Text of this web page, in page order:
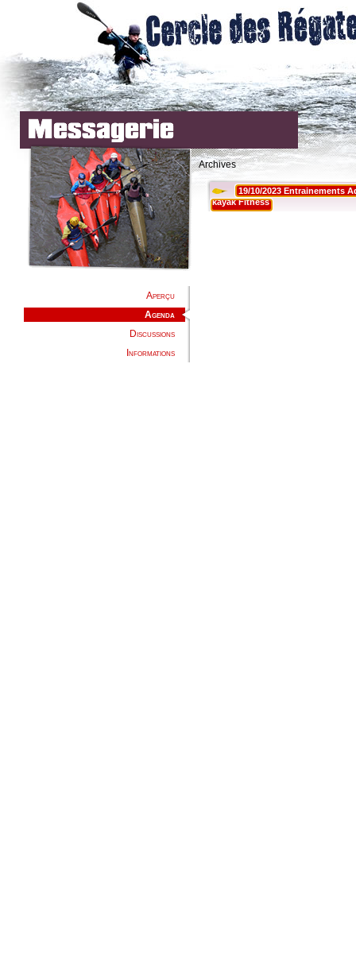
Aperçu
Agenda
Discussions
Informations
Archives